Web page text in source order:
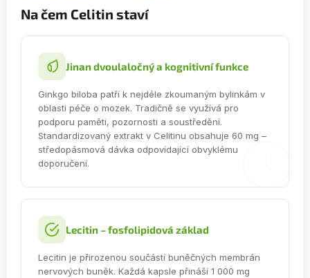
Na čem Celitin staví
Jinan dvoulaločný a kognitivní funkce
Ginkgo biloba patří k nejdéle zkoumaným bylinkám v
oblasti péče o mozek. Tradičně se využívá pro
podporu paměti, pozornosti a soustředění.
Standardizovaný extrakt v Celitinu obsahuje 60 mg –
středopásmová dávka odpovídající obvyklému
doporučení.
Lecitin – fosfolipidová základ
Lecitin je přirozenou součástí buněčných membrán
nervových buněk. Každá kapsle přináší 1 000 mg